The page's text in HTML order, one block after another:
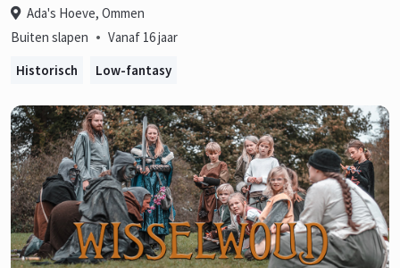
Ada's Hoeve, Ommen
Buiten slapen • Vanaf 16 jaar
Historisch
Low-fantasy